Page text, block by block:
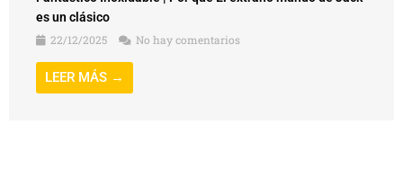
es un clásico
22/12/2025
No hay comentarios
LEER MÁS →